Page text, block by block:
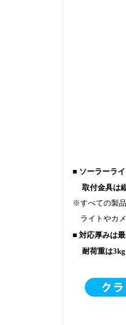
■ ソーラーラ
取付金具は
※すべての製
ライトやカ
■ 対応厚みは
耐荷重は3kg